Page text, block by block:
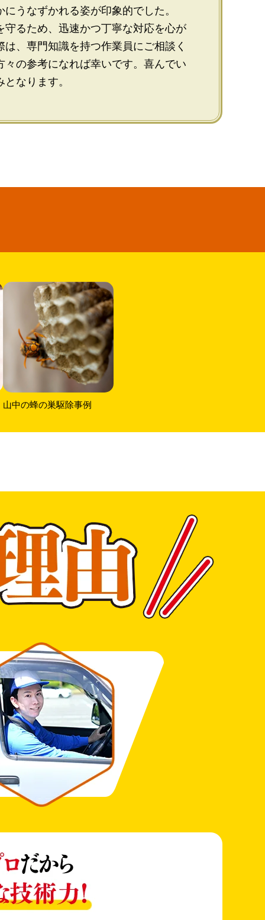
うなずかれる姿が印象的でした。
るため、迅速かつ丁寧な対応を心が
、専門知識を持つ作業員にご相談く
の参考になれば幸いです。喜んでい
なります。
山中の蜂の巣駆除事例